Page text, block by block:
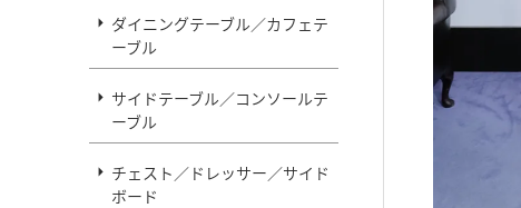
ダイニングテーブル／カフェテ
ーブル
サイドテーブル／コンソールテ
ーブル
チェスト／ドレッサー／サイド
ボード